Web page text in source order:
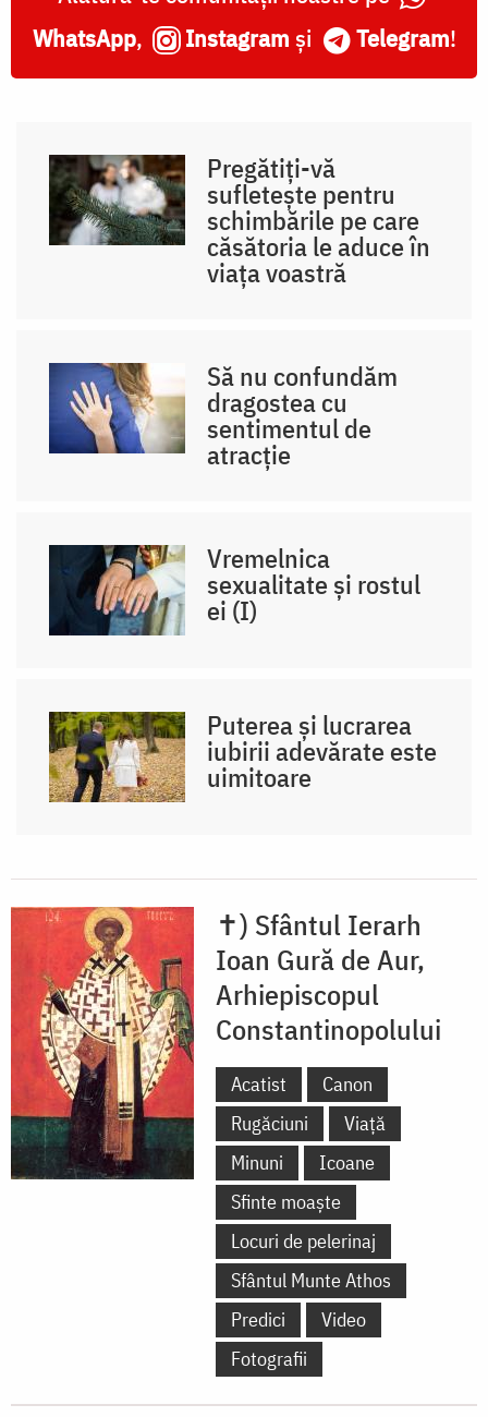
WhatsApp, Instagram și Telegram!
Pregătiți-vă
sufletește pentru
schimbările pe care
căsătoria le aduce în
viața voastră
Să nu confundăm
dragostea cu
sentimentul de
atracție
Vremelnica
sexualitate și rostul
ei (I)
Puterea și lucrarea
iubirii adevărate este
uimitoare
✝) Sfântul Ierarh
Ioan Gură de Aur,
Arhiepiscopul
Constantinopolului
Acatist
Canon
Rugăciuni
Viață
Minuni
Icoane
Sfinte moaște
Locuri de pelerinaj
Sfântul Munte Athos
Predici
Video
Fotografii